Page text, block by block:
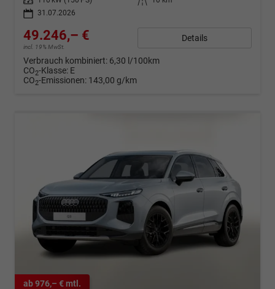
31.07.2026
49.246,– €
incl. 19% MwSt.
Details
Verbrauch kombiniert: 6,30 l/100km
CO2-Klasse: E
CO2-Emissionen: 143,00 g/km
ab 976,– € mtl.